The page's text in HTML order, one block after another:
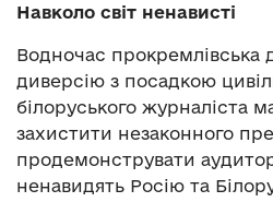
Навколо світ ненависті
Водночас прокремлівська
диверсію з посадкою
білоруського журналіста
захистити незаконного
продемонструвати
ненавидять Росію та